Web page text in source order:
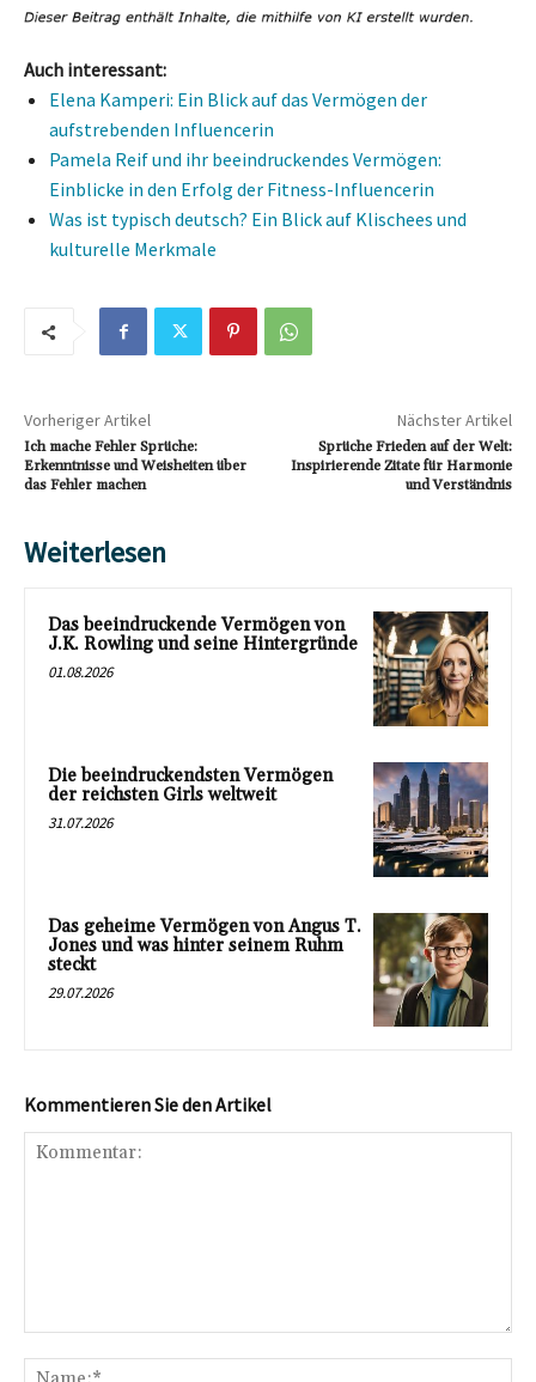
Auch interessant:
Elena Kamperi: Ein Blick auf das Vermögen der
aufstrebenden Influencerin
Pamela Reif und ihr beeindruckendes Vermögen:
Einblicke in den Erfolg der Fitness-Influencerin
Was ist typisch deutsch? Ein Blick auf Klischees und
kulturelle Merkmale
Vorheriger Artikel
Ich mache Fehler Sprüche:
Erkenntnisse und Weisheiten über
das Fehler machen
Nächster Artikel
Sprüche Frieden auf der Welt:
Inspirierende Zitate für Harmonie
und Verständnis
Weiterlesen
Das beeindruckende Vermögen von
J.K. Rowling und seine Hintergründe
01.08.2026
Die beeindruckendsten Vermögen
der reichsten Girls weltweit
31.07.2026
Das geheime Vermögen von Angus T.
Jones und was hinter seinem Ruhm
steckt
29.07.2026
Kommentieren Sie den Artikel